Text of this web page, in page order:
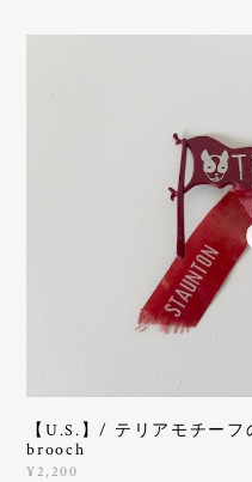
【U.S.】/ テリアモチー
brooch
¥2,200